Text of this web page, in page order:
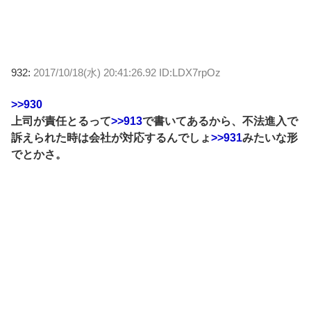
932: 2017/10/18(水) 20:41:26.92 ID:LDX7rpOz
>>930
上司が責任とるって>>913で書いてあるから、不法進入で
訴えられた時は会社が対応するんでしょ>>931みたいな形
でとかさ。